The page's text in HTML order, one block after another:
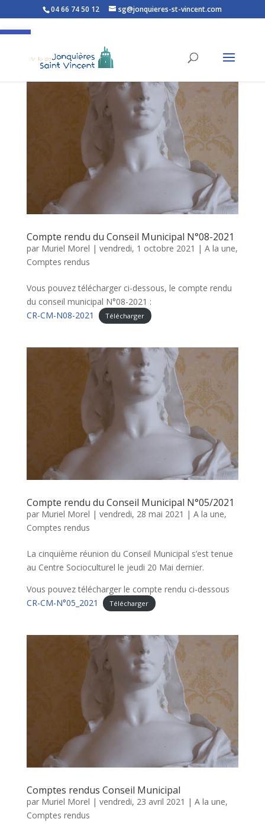
Ouvrir la barre d’outils
04 66 74 50 12 sg@jonquieres-st-vincent.com
Compte rendu du Conseil Municipal N°08-2021
par Muriel Morel | vendredi, 1 octobre 2021 | A la une,
Comptes rendus
Vous pouvez télécharger ci-dessous, le compte rendu
du conseil municipal N°08-2021 :
CR-CM-N08-2021
Télécharger
Compte rendu du Conseil Municipal N°05/2021
par Muriel Morel | vendredi, 28 mai 2021 | A la une,
Comptes rendus
La cinquième réunion du Conseil Municipal s’est tenue
au Centre Socioculturel le jeudi 20 Mai dernier.
Vous pouvez télécharger le compte rendu ci-dessous
CR-CM-N°05_2021
Télécharger
Comptes rendus Conseil Municipal
par Muriel Morel | vendredi, 23 avril 2021 | A la une,
Comptes rendus